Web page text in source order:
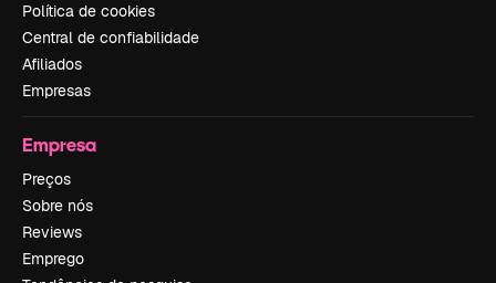
Política de cookies
Central de confiabilidade
Afiliados
Empresas
Empresa
Preços
Sobre nós
Reviews
Emprego